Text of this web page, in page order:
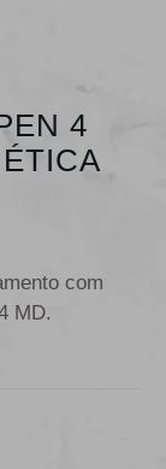
4
com
MD.